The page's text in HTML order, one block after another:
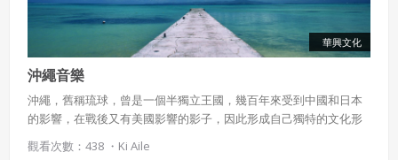
華興文化
沖繩音樂
沖繩，舊稱琉球，曾是一個半獨立王國，幾百年來受到中國和日本
的影響，在戰後又有美國影響的影子，因此形成自己獨特的文化形
態，在音樂方面，其獨特性也顯露出來。沖繩音樂有幾個分類，其
中包括屬於宮廷音樂的御座樂、與戲劇、小唱相關的音樂、民謠、
觀看次數：438 ・ Ki Aile
本合約終止後，會員不得對吉寶系統公司主張任何費用、補
七、合意管轄
雙方合意專以臺灣臺北地方法院為第一審管轄法
院。